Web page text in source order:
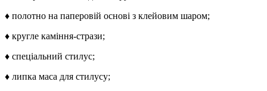
♦ полотно на паперовій основі з клейовим шаром;
♦ кругле каміння-стрази;
♦ спеціальний стилус;
♦ липка маса для стилусу;